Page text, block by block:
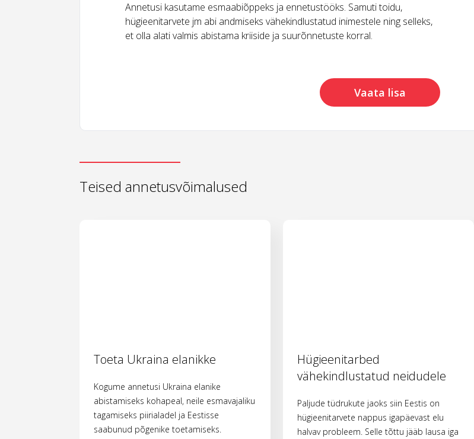
Annetusi kasutame esmaabiõppeks ja ennetustööks. Samuti toidu,
hügieenitarvete jm abi andmiseks vähekindlustatud inimestele ning selleks,
et olla alati valmis abistama kriiside ja suurõnnetuste korral.
Vaata lisa
Teised annetusvõimalused
Toeta Ukraina elanikke
Kogume annetusi Ukraina elanike
abistamiseks kohapeal, neile esmavajaliku
tagamiseks piirialadel ja Eestisse
saabunud põgenike toetamiseks.
Hügieenitarbed
vähekindlustatud neidudele
Paljude tüdrukute jaoks siin Eestis on
hügieenitarvete nappus igapäevast elu
halvav probleem. Selle tõttu jääb lausa iga